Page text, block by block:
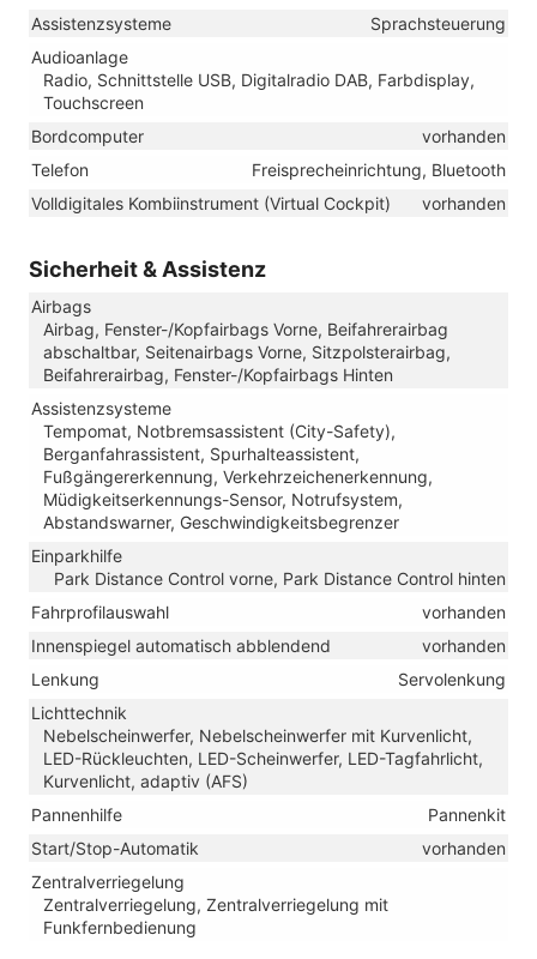
Assistenzsysteme
Sprachsteuerung
Audioanlage
Radio, Schnittstelle USB, Digitalradio DAB, Farbdisplay,
Touchscreen
Bordcomputer
vorhanden
Telefon
Freisprecheinrichtung, Bluetooth
Volldigitales Kombiinstrument (Virtual Cockpit)
vorhanden
Sicherheit & Assistenz
Airbags
Airbag, Fenster-/Kopfairbags Vorne, Beifahrerairbag
abschaltbar, Seitenairbags Vorne, Sitzpolsterairbag,
Beifahrerairbag, Fenster-/Kopfairbags Hinten
Assistenzsysteme
Tempomat, Notbremsassistent (City-Safety),
Berganfahrassistent, Spurhalteassistent,
Fußgängererkennung, Verkehrzeichenerkennung,
Müdigkeitserkennungs-Sensor, Notrufsystem,
Abstandswarner, Geschwindigkeitsbegrenzer
Einparkhilfe
Park Distance Control vorne, Park Distance Control hinten
Fahrprofilauswahl
vorhanden
Innenspiegel automatisch abblendend
vorhanden
Lenkung
Servolenkung
Lichttechnik
Nebelscheinwerfer, Nebelscheinwerfer mit Kurvenlicht,
LED-Rückleuchten, LED-Scheinwerfer, LED-Tagfahrlicht,
Kurvenlicht, adaptiv (AFS)
Pannenhilfe
Pannenkit
Start/Stop-Automatik
vorhanden
Zentralverriegelung
Zentralverriegelung, Zentralverriegelung mit
Funkfernbedienung